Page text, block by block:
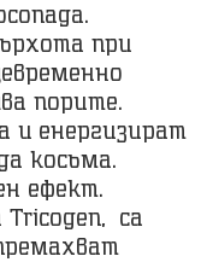
при
порите.
и енергизират
косъма.
ефект.
са